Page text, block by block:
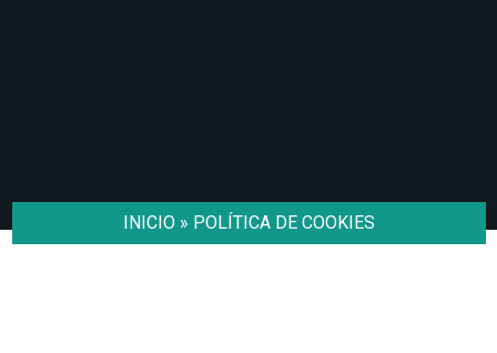
INICIO» POLÍTICA DE COOKIES